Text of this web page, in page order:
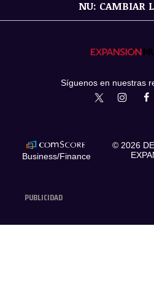
NU: CAMBIAR
PUBLICIDAD
Síguenos en nuestras
Business/Finance
© 2026